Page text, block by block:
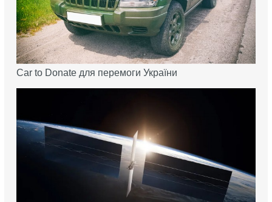
Car to Donate для перемоги України